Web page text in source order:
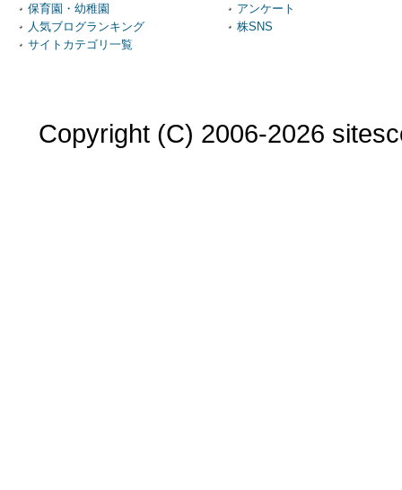
保育園・幼稚園
人気ブログランキング
サイトカテゴリ一覧
アンケート
株SNS
Copyright (C) 2006-2026